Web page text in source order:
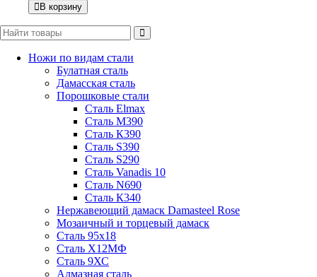
В корзину
Ножи по видам стали
Булатная сталь
Дамасская сталь
Порошковые стали
Сталь Elmax
Сталь М390
Сталь К390
Сталь S390
Сталь S290
Сталь Vanadis 10
Сталь N690
Сталь К340
Нержавеющий дамаск Damasteel Rose
Мозаичный и торцевый дамаск
Сталь 95х18
Сталь Х12МФ
Сталь 9ХС
Алмазная сталь